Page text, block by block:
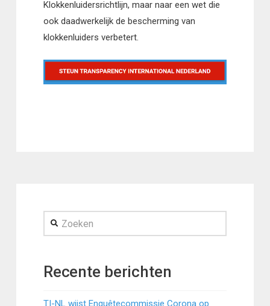
Klokkenluidersrichtlijn, maar naar een wet die
ook daadwerkelijk de bescherming van
klokkenluiders verbetert.
Zoeken
Recente berichten
TI-NL wijst Enquêtecommissie Corona op